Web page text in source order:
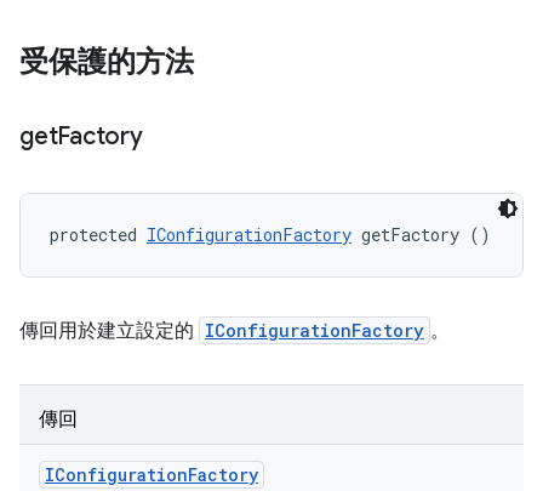
受保護的方法
getFactory
protected IConfigurationFactory getFactory ()
傳回用於建立設定的 IConfigurationFactory 。
傳回
IConfigurationFactory